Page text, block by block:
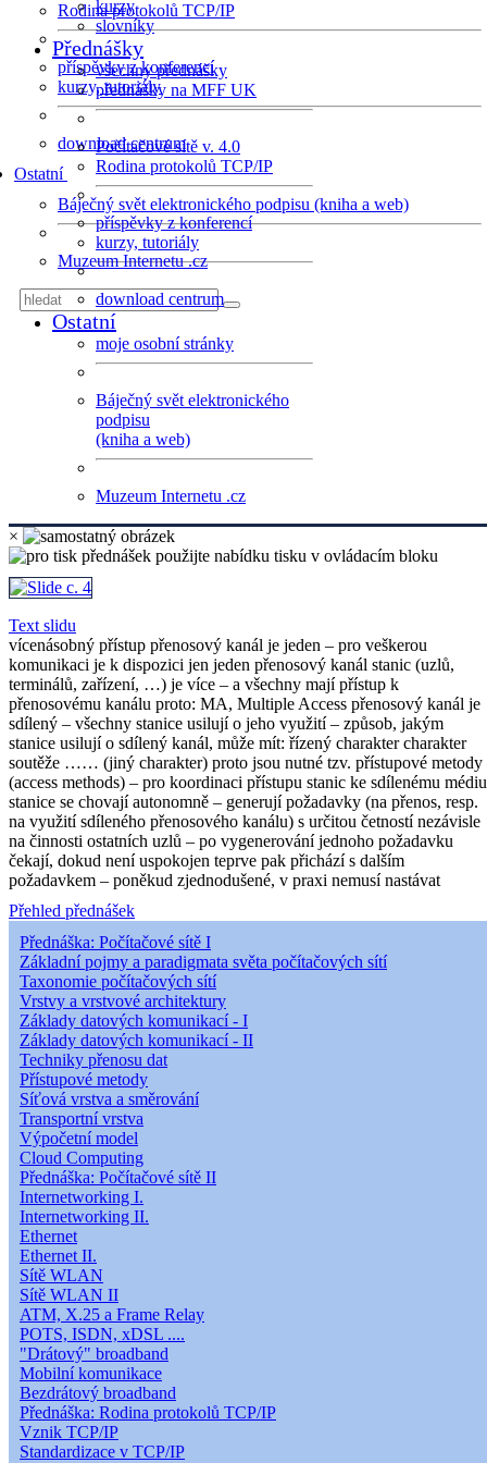
Rodina protokolů TCP/IP
příspěvky z konferencí
kurzy, tutoriály
download centrum
Ostatní
Báječný svět elektronického podpisu (kniha a web)
Muzeum Internetu .cz
kurzy
slovníky
Přednášky
všechny přednášky
přednášky na MFF UK
Počítačové sítě v. 4.0
Rodina protokolů TCP/IP
příspěvky z konferencí
kurzy, tutoriály
download centrum
Ostatní
moje osobní stránky
Báječný svět elektronického
podpisu
(kniha a web)
Muzeum Internetu .cz
×
Text slidu
vícenásobný přístup přenosový kanál je jeden – pro veškerou
komunikaci je k dispozici jen jeden přenosový kanál stanic (uzlů,
terminálů, zařízení, …) je více – a všechny mají přístup k
přenosovému kanálu proto: MA, Multiple Access přenosový kanál je
sdílený – všechny stanice usilují o jeho využití – způsob, jakým
stanice usilují o sdílený kanál, může mít: řízený charakter charakter
soutěže …… (jiný charakter) proto jsou nutné tzv. přístupové metody
(access methods) – pro koordinaci přístupu stanic ke sdílenému médiu
stanice se chovají autonomně – generují požadavky (na přenos, resp.
na využití sdíleného přenosového kanálu) s určitou četností nezávisle
na činnosti ostatních uzlů – po vygenerování jednoho požadavku
čekají, dokud není uspokojen teprve pak přichází s dalším
požadavkem – poněkud zjednodušené, v praxi nemusí nastávat
Přehled přednášek
Přednáška: Počítačové sítě I
Základní pojmy a paradigmata světa počítačových sítí
Taxonomie počítačových sítí
Vrstvy a vrstvové architektury
Základy datových komunikací - I
Základy datových komunikací - II
Techniky přenosu dat
Přístupové metody
Síťová vrstva a směrování
Transportní vrstva
Výpočetní model
Cloud Computing
Přednáška: Počítačové sítě II
Internetworking I.
Internetworking II.
Ethernet
Ethernet II.
Sítě WLAN
Sítě WLAN II
ATM, X.25 a Frame Relay
POTS, ISDN, xDSL ....
"Drátový" broadband
Mobilní komunikace
Bezdrátový broadband
Přednáška: Rodina protokolů TCP/IP
Vznik TCP/IP
Standardizace v TCP/IP